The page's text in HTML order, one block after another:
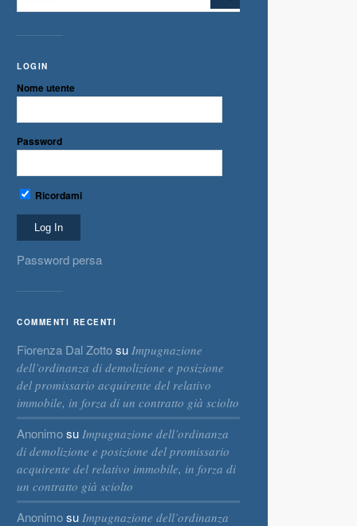
LOGIN
Nome utente
Password
Ricordami
Password persa
COMMENTI RECENTI
Fiorenza Dal Zottosu Impugnazione
dell’ordinanza di demolizione e posizione
del promissario acquirente del relativo
immobile, in forza di un contratto già sciolto
Anonimosu Impugnazione dell’ordinanza
di demolizione e posizione del promissario
acquirente del relativo immobile, in forza di
un contratto già sciolto
Anonimosu Impugnazione dell’ordinanza